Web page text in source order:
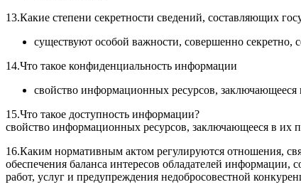
13.Какие степени секретности сведений, составляющих
существуют особой важности, совершенно секретно,
14.Что такое конфиденциальность информации
свойство информационных ресурсов,
15.Что такое доступность информации?
свойство информационных ресурсов, заключающееся в
16.Каким нормативным актом регулируются отношения,
обеспечения баланса интересов обладателей
работ, услуг и предупреждения недобросовестной